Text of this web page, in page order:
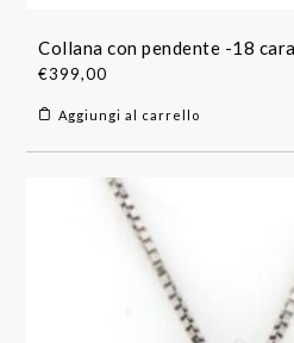
Collana con pendente -18
€399,00
Aggiungi al carrello